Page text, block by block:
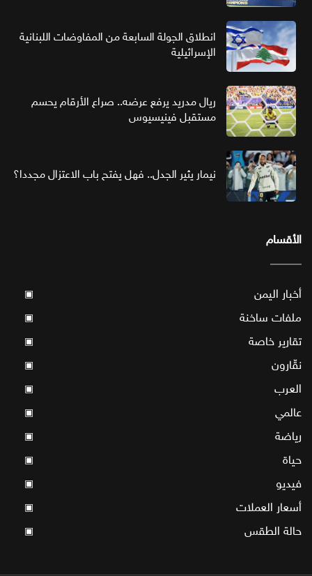
انطلاق الجولة السابعة من المفاوضات اللبنانية
الإسرائيلية
ريال مدريد يرفع عرضه.. صراع الأرقام يحسم
مستقبل فينيسيوس
نيمار يثير الجدل.. فهل يفتح باب الاعتزال مجددا؟
الأقسام
أخبار اليمن ▣
ملفات ساخنة ▣
تقارير خاصة ▣
نقّارون ▣
العرب ▣
عالمي ▣
رياضة ▣
حياة ▣
فيديو ▣
أسعار العملات ▣
حالة الطقس ▣